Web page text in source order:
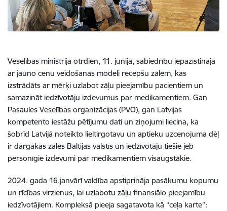
Veselības ministrija otrdien, 11. jūnijā, sabiedrību iepazīstināja
ar jauno cenu veidošanas modeli recepšu zālēm, kas
izstrādāts ar mērķi uzlabot zāļu pieejamību pacientiem un
samazināt iedzīvotāju izdevumus par medikamentiem. Gan
Pasaules Veselības organizācijas (PVO), gan Latvijas
kompetento iestāžu pētījumu dati un ziņojumi liecina, ka
šobrīd Latvijā noteikto lieltirgotavu un aptieku uzcenojuma dēļ
ir dārgākās zāles Baltijas valstīs un iedzīvotāju tiešie jeb
personīgie izdevumi par medikamentiem visaugstākie.
2024. gada 16.janvārī valdība apstiprināja pasākumu kopumu
un rīcības virzienus, lai uzlabotu zāļu finansiālo pieejamību
iedzīvotājiem. Kompleksā pieeja sagatavota kā “ceļa karte”: